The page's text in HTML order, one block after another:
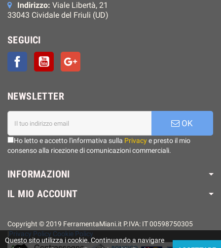
Indirizzo: Viale Libertà, 21
33043 Cividale del Friuli (UD)
SEGUICI
FacebookYouTube
NEWSLETTER
OK
Ho letto e accetto l'informativa sulla Privacye presto il mio
consenso alla ricezione di comunicazioni commerciali.
INFORMAZIONI
IL MIO ACCOUNT
Copyright © 2019 FerramentaMiani.it P.IVA: IT 00598750305
|Privacy Policy Cookie Policy
Questo sito utilizza i cookie. Continuando a navigare